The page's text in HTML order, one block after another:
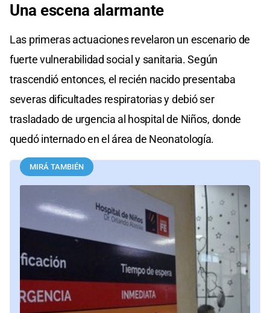
Una escena alarmante
Las primeras actuaciones revelaron un escenario de
fuerte vulnerabilidad social y sanitaria. Según
trascendió entonces, el recién nacido presentaba
severas dificultades respiratorias y debió ser
trasladado de urgencia al hospital de Niños, donde
quedó internado en el área de Neonatología.
MIRÁ TAMBIÉN